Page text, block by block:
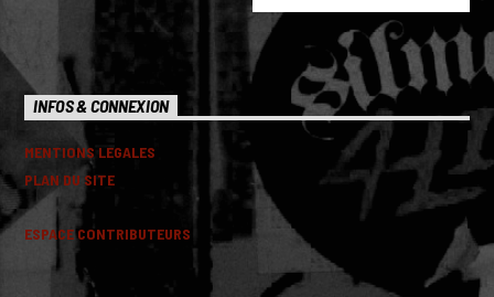
INFOS & CONNEXION
MENTIONS LEGALES
PLAN DU SITE
ESPACE CONTRIBUTEURS